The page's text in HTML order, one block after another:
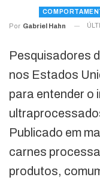
Por Gabriel Hahn
Pesquisadores
nos Estados
para entender o
Publicado em
carnes
produtos,